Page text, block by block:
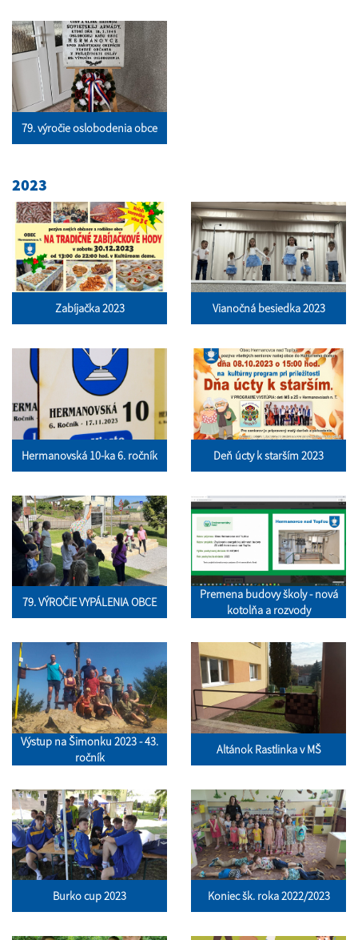
79. výročie oslobodenia obce
2023
Zabíjačka 2023 Vianočná besiedka 2023
Hermanovská 10-ka 6. ročník Deň úcty k starším 2023
79. VÝROČIE VYPÁLENIA OBCE
Premena budovy školy - nová
kotolňa a rozvody
Výstup na Šimonku 2023 - 43.
ročník
Altánok Rastlinka v MŠ
Burko cup 2023 Koniec šk. roka 2022/2023